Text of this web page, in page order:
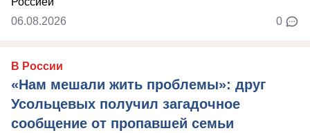
06.08.2026 0
В России
«Нам мешали жить проблемы»: друг
Усольцевых получил загадочное
сообщение от пропавшей семьи